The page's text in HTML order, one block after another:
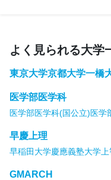
よく見られる大学
東京大学京都大学一橋
医学部医学科
医学部医学科(国公立)医学
早慶上理
早稲田大学慶應義塾大学
GMARCH